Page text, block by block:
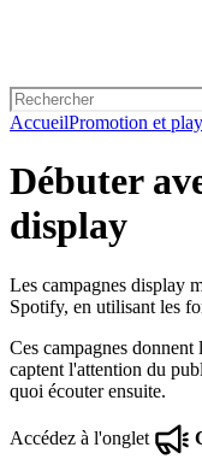
AccueilPromotion et
Débuter
display
Les campagnes display
Spotify, en utilisant les
Ces campagnes
captent l'attention du
quoi écouter ensuite.
Accédez à l'onglet